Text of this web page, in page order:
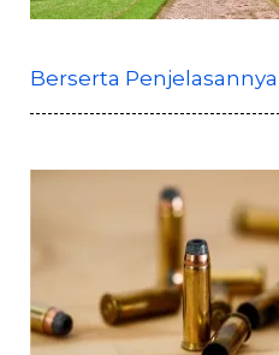
Berserta Penjelasannya